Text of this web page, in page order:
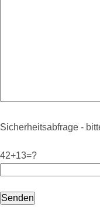
Sicherheitsabfrage -
42+13=?